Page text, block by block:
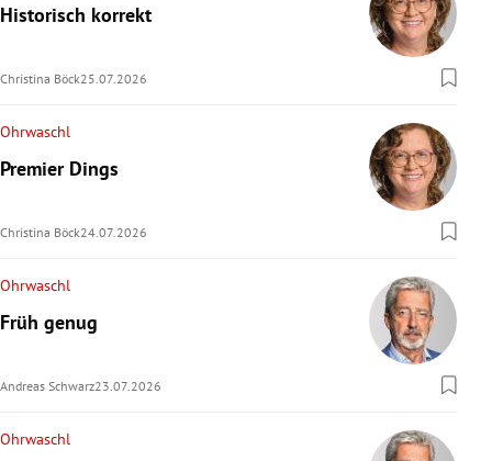
Historisch korrekt
Christina Böck25.07.2026
Ohrwaschl
Premier Dings
Christina Böck24.07.2026
Ohrwaschl
Früh genug
Andreas Schwarz23.07.2026
Ohrwaschl